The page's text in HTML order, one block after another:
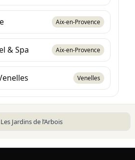
Aix-en-Provence
& Spa Aix-en-Provence
Venelles
Les Jardins de l’Arbois